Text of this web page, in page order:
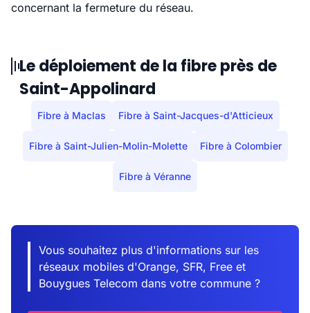
concernant la fermeture du réseau.
Le déploiement de la fibre près de
Saint-Appolinard
Fibre à Maclas Fibre à Saint-Jacques-d'Atticieux
Fibre à Saint-Julien-Molin-Molette Fibre à Colombier
Fibre à Véranne
Vous souhaitez plus d'informations sur les
réseaux mobiles d'Orange, SFR, Free et
Bouygues Telecom dans votre commune ?